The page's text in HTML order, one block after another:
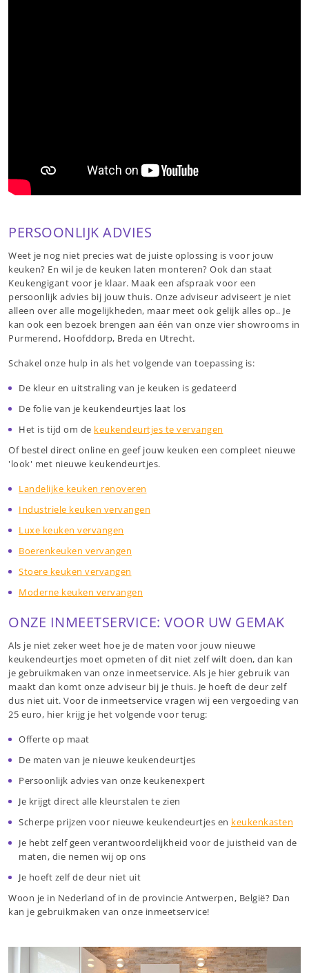
PERSOONLIJK ADVIES
Weet je nog niet precies wat de juiste oplossing is voor jouw
keuken? En wil je de keuken laten monteren? Ook dan staat
Keukengigant voor je klaar. Maak een afspraak voor een
persoonlijk advies bij jouw thuis. Onze adviseur adviseert je niet
alleen over alle mogelijkheden, maar meet ook gelijk alles op.. Je
kan ook een bezoek brengen aan één van onze vier showrooms in
Purmerend, Hoofddorp, Breda en Utrecht.
Schakel onze hulp in als het volgende van toepassing is:
De kleur en uitstraling van je keuken is gedateerd
De folie van je keukendeurtjes laat los
Het is tijd om de keukendeurtjes te vervangen
Of bestel direct online en geef jouw keuken een compleet nieuwe
'look' met nieuwe keukendeurtjes.
Landelijke keuken renoveren
Industriele keuken vervangen
Luxe keuken vervangen
Boerenkeuken vervangen
Stoere keuken vervangen
Moderne keuken vervangen
ONZE INMEETSERVICE: VOOR UW GEMAK
Als je niet zeker weet hoe je de maten voor jouw nieuwe
keukendeurtjes moet opmeten of dit niet zelf wilt doen, dan kan
je gebruikmaken van onze inmeetservice. Als je hier gebruik van
maakt dan komt onze adviseur bij je thuis. Je hoeft de deur zelf
dus niet uit. Voor de inmeetservice vragen wij een vergoeding van
25 euro, hier krijg je het volgende voor terug:
Offerte op maat
De maten van je nieuwe keukendeurtjes
Persoonlijk advies van onze keukenexpert
Je krijgt direct alle kleurstalen te zien
Scherpe prijzen voor nieuwe keukendeurtjes en keukenkasten
Je hebt zelf geen verantwoordelijkheid voor de juistheid van de
maten, die nemen wij op ons
Je hoeft zelf de deur niet uit
Woon je in Nederland of in de provincie Antwerpen, België? Dan
kan je gebruikmaken van onze inmeetservice!